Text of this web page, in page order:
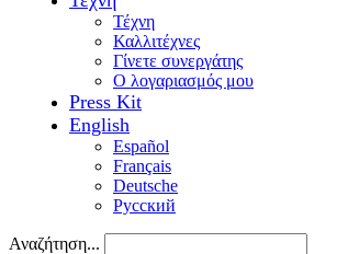
Τέχνη
Καλλιτέχνες
Γίνετε συνεργάτης
Ο λογαριασμός μου
Press Kit
English
Español
Français
Deutsche
Pусский
Αναζήτηση...